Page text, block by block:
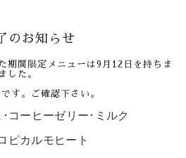
のお知らせ
期間限定メニューは9月12日を持ちま
した。
す。ご確認下さい。
コーヒーゼリー･ミルク
ピカルモヒート